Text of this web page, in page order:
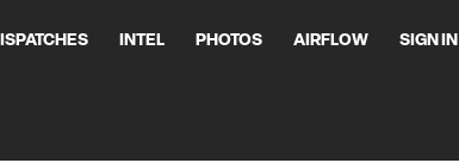
INTEL PHOTOS AIRFLOW SIGN IN